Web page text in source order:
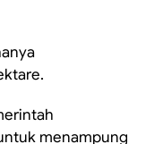
menampung